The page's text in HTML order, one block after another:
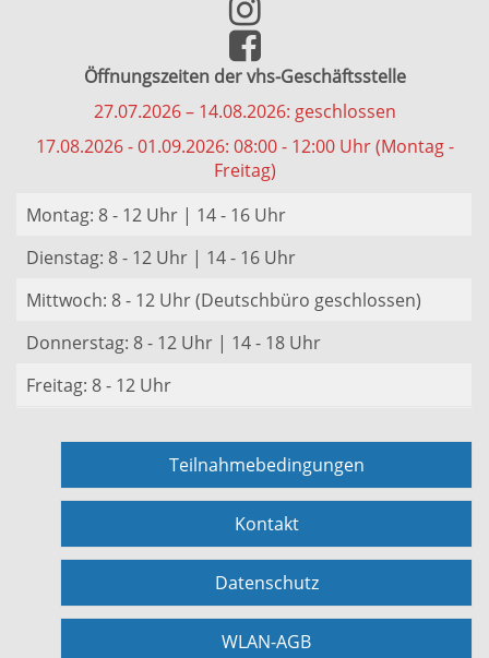
Öffnungszeiten der vhs-Geschäftsstelle
27.07.2026 – 14.08.2026: geschlossen
17.08.2026 - 01.09.2026: 08:00 - 12:00 Uhr (Montag -
Freitag)
Montag: 8 - 12 Uhr | 14 - 16 Uhr
Dienstag: 8 - 12 Uhr | 14 - 16 Uhr
Mittwoch: 8 - 12 Uhr (Deutschbüro geschlossen)
Donnerstag: 8 - 12 Uhr | 14 - 18 Uhr
Freitag: 8 - 12 Uhr
Teilnahmebedingungen
Kontakt
Datenschutz
WLAN-AGB